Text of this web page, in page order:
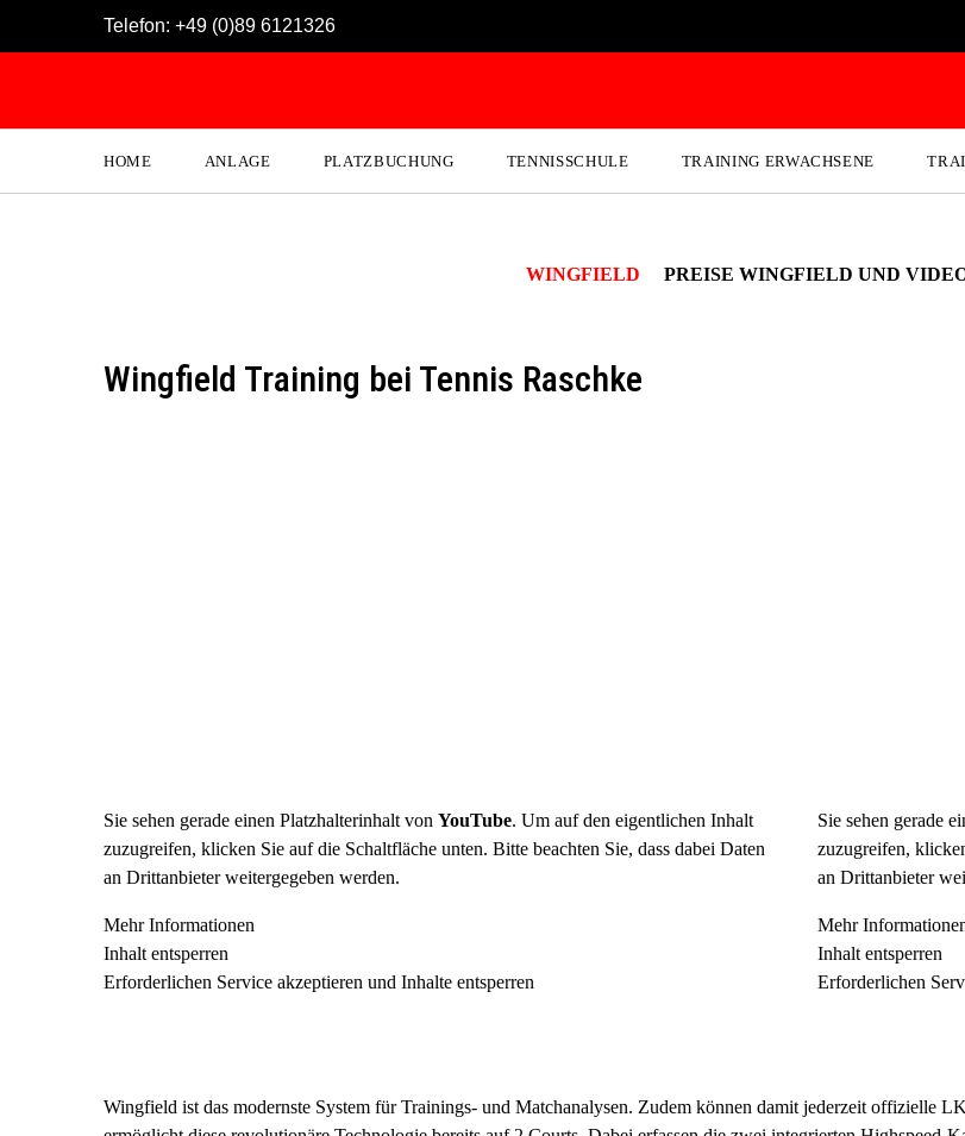
Telefon: +49 (0)89 6121326
HOME ANLAGE PLATZBUCHUNG TENNISSCHULE TRAINING ERWACHSENE
WINGFIELD PREISE WINGFIELD UND
Wingfield Training bei Tennis Raschke
Sie sehen gerade einen Platzhalterinhalt von YouTube. Um auf den eigentlichen Inhalt
zuzugreifen, klicken Sie auf die Schaltfläche unten. Bitte beachten Sie, dass dabei Daten
an Drittanbieter weitergegeben werden.
Mehr Informationen
Inhalt entsperren
Erforderlichen Service akzeptieren und Inhalte entsperren
Sie sehen gerade
zuzugreifen,
an Drittanbieter
Mehr
Inhalt entsperren
Erforderlichen
Wingfield ist das modernste System für Trainings- und Matchanalysen. Zudem können damit jederzeit offizielle